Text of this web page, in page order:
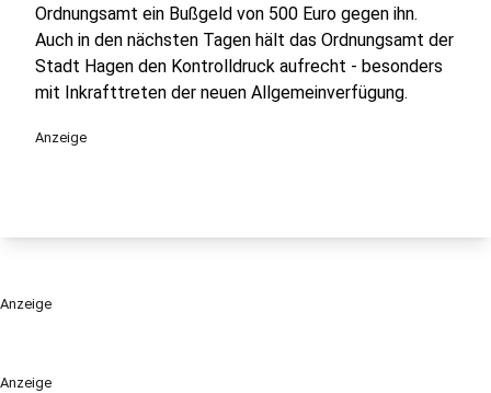
Anzeige
Ordnungsamt ein Bußgeld von 500 Euro gegen ihn.
Auch in den nächsten Tagen hält das Ordnungsamt der
Stadt Hagen den Kontrolldruck aufrecht - besonders
mit Inkrafttreten der neuen Allgemeinverfügung.
Anzeige
Anzeige